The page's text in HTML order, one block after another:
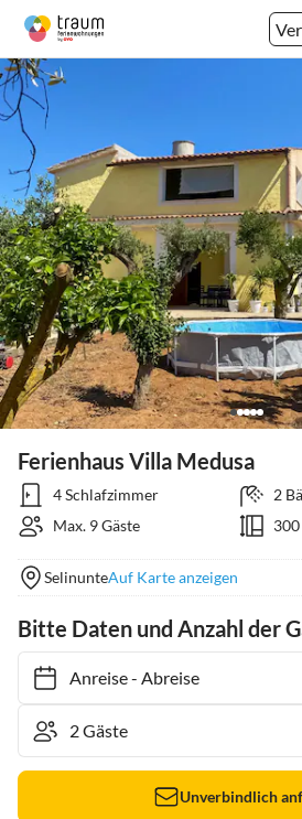
Ferienhaus Villa Medusa
4 Schlafzimmer
2
Max. 9 Gäste
300
SelinunteAuf Karte anzeigen
Bitte Daten und Anzahl der
Anreise- Abreise
Unverbindlich